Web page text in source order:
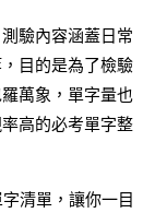
驗內容涵蓋日常
目的是為了檢驗
萬象，單字量也
高的必考單字整
清單，讓你一目